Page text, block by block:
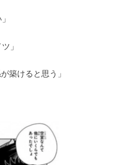
」
築けると思う」